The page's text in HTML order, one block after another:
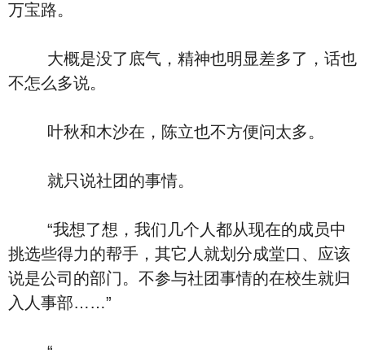
万宝路。
大概是没了底气，精神也明显差多了，话也
不怎么多说。
叶秋和木沙在，陈立也不方便问太多。
就只说社团的事情。
“我想了想，我们几个人都从现在的成员中
挑选些得力的帮手，其它人就划分成堂口、应该
说是公司的部门。不参与社团事情的在校生就归
入人事部……”